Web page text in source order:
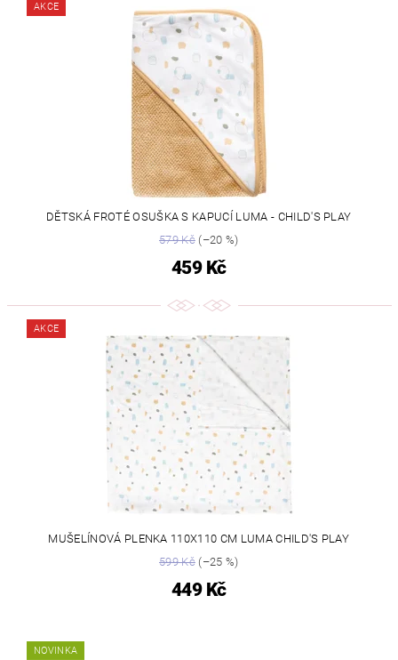
AKCE
DĚTSKÁ FROTÉ OSUŠKA S KAPUCÍ LUMA - CHILD'S PLAY
579 Kč(–20 %)
459 Kč
AKCE
MUŠELÍNOVÁ PLENKA 110X110 CM LUMA CHILD'S PLAY
599 Kč(–25 %)
449 Kč
NOVINKA